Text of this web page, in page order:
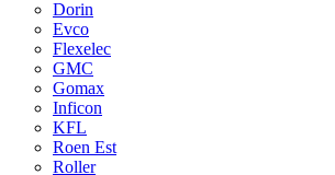
Dorin
Evco
Flexelec
GMC
Gomax
Inficon
KFL
Roen Est
Roller